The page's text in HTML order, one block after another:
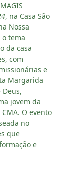
, na Casa São
Nossa
tema
da casa
com
e
Margarida
jovem da
O evento
no
que
e